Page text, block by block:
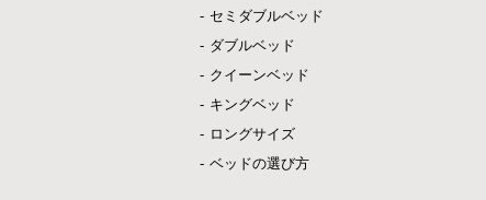
セミダブルベッド
ダブルベッド
クイーンベッド
キングベッド
ロングサイズ
ベッドの選び方